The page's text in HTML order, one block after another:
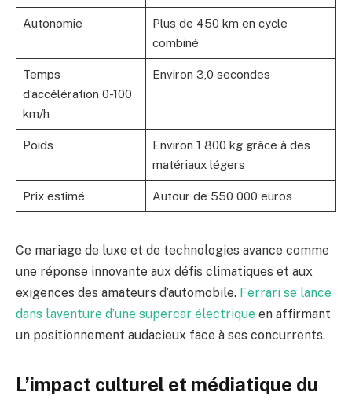
Autonomie
Plus de 450 km en cycle
combiné
Temps
d’accélération 0-100
km/h
Environ 3,0 secondes
Poids
Environ 1 800 kg grâce à des
matériaux légers
Prix estimé Autour de 550 000 euros
Ce mariage de luxe et de technologies avance comme
une réponse innovante aux défis climatiques et aux
exigences des amateurs d’automobile. Ferrari se lance
dans l’aventure d’une supercar électrique en affirmant
un positionnement audacieux face à ses concurrents.
L’impact culturel et médiatique du